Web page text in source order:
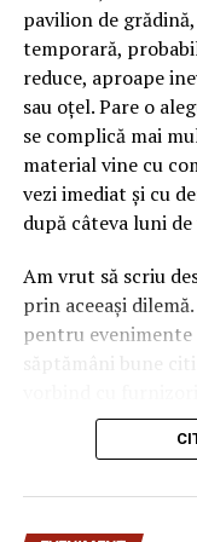
pavilion de
temporară,
reduce, aproape
sau oțel. Pare o
se complică mai
material vine cu
vezi imediat și cu
după câteva luni
Am vrut să scriu
prin aceeași
pentru
săptămâni bune
„corect” depinde
pavilionul și de